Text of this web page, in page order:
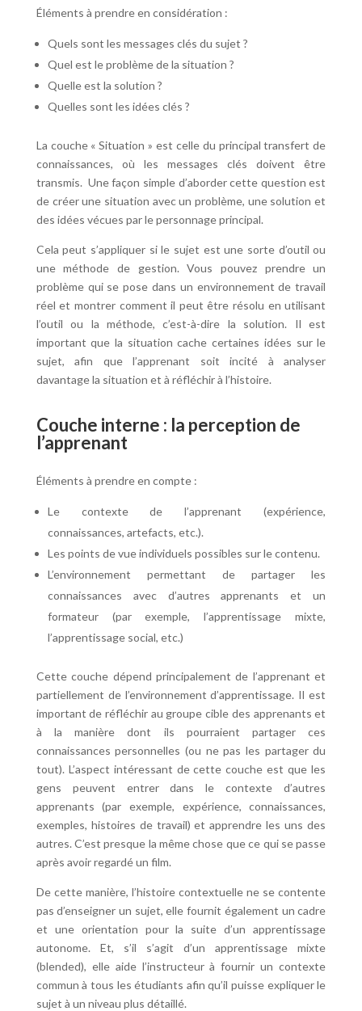
Éléments à prendre en considération :
Quels sont les messages clés du sujet ?
Quel est le problème de la situation ?
Quelle est la solution ?
Quelles sont les idées clés ?
La couche « Situation » est celle du principal transfert de
connaissances, où les messages clés doivent être
transmis. Une façon simple d’aborder cette question est
de créer une situation avec un problème, une solution et
des idées vécues par le personnage principal.
Cela peut s’appliquer si le sujet est une sorte d’outil ou
une méthode de gestion. Vous pouvez prendre un
problème qui se pose dans un environnement de travail
réel et montrer comment il peut être résolu en utilisant
l’outil ou la méthode, c’est-à-dire la solution. Il est
important que la situation cache certaines idées sur le
sujet, afin que l’apprenant soit incité à analyser
davantage la situation et à réfléchir à l’histoire.
Couche interne : la perception de
l’apprenant
Éléments à prendre en compte :
Le contexte de l’apprenant (expérience,
connaissances, artefacts, etc.).
Les points de vue individuels possibles sur le contenu.
L’environnement permettant de partager les
connaissances avec d’autres apprenants et un
formateur (par exemple, l’apprentissage mixte,
l’apprentissage social, etc.)
Cette couche dépend principalement de l’apprenant et
partiellement de l’environnement d’apprentissage. Il est
important de réfléchir au groupe cible des apprenants et
à la manière dont ils pourraient partager ces
connaissances personnelles (ou ne pas les partager du
tout). L’aspect intéressant de cette couche est que les
gens peuvent entrer dans le contexte d’autres
apprenants (par exemple, expérience, connaissances,
exemples, histoires de travail) et apprendre les uns des
autres. C’est presque la même chose que ce qui se passe
après avoir regardé un film.
De cette manière, l’histoire contextuelle ne se contente
pas d’enseigner un sujet, elle fournit également un cadre
et une orientation pour la suite d’un apprentissage
autonome. Et, s’il s’agit d’un apprentissage mixte
(blended), elle aide l’instructeur à fournir un contexte
commun à tous les étudiants afin qu’il puisse expliquer le
sujet à un niveau plus détaillé.